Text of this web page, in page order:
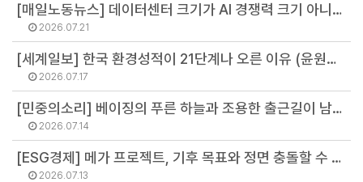
[매일노동뉴스] 데이터센터 크기가 AI 경쟁력 크기 아니다 (김병권 소장)
2026.07.21
[세계일보] 한국 환경성적이 21단계나 오른 이유 (윤원섭 선임연구원)
2026.07.17
[민중의소리] 베이징의 푸른 하늘과 조용한 출근길이 남긴 질문 (정영주 연구원)
2026.07.14
[ESG경제] 메가 프로젝트, 기후 목표와 정면 충돌할 수 있다 (김병권 소장)
2026.07.13